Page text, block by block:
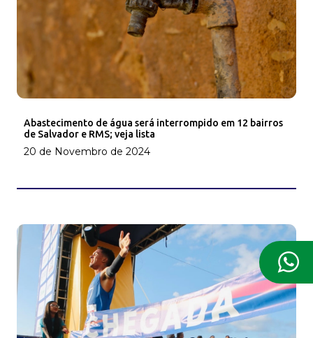
Abastecimento de água será interrompido em 12 bairros
de Salvador e RMS; veja lista
20 de Novembro de 2024